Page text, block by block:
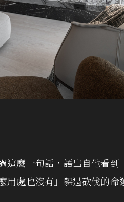
這麼一句話，語出自他看到
用處也沒有」躲過砍伐的命